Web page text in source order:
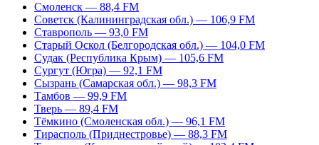
Смоленск — 88,4 FM
Советск (Калининградская обл.) — 106,9 FM
Ставрополь — 93,0 FM
Старый Оскол (Белгородская обл.) — 104,0 FM
Судак (Республика Крым) — 105,6 FM
Сургут (Югра) — 92,1 FM
Сызрань (Самарская обл.) — 98,3 FM
Тамбов — 99,9 FM
Тверь — 89,4 FM
Тёмкино (Смоленская обл.) — 96,1 FM
Тирасполь (Приднестровье) — 88,3 FM